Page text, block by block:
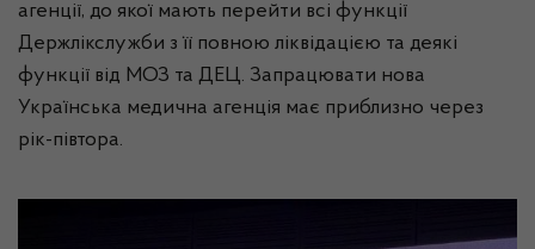
агенції, до якої мають перейти всі функції
Держлікслужби з її повною ліквідацією та деякі
функції від МОЗ та ДЕЦ. Запрацювати нова
Українська медична агенція має приблизно через
рік-півтора.